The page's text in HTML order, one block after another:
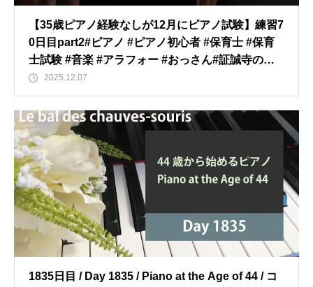
【35歳ピアノ経験なしが12月にピアノ試験】練習7
0日目part2#ピアノ #ピアノ初心者 #保育士 #保育
士試験 #音楽 #アラフォー #おっさん#証誠寺の狸
囃子 ＃歌唱
2025.12.07
1835日目 / Day 1835 / Piano at the Age of 44 / コ